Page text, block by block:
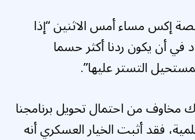
إكس مساء أمس الاثنين “إذا
في أن يكون ردنا أكثر حسما
التستر عليها”.
مخاوف من احتمال تحويل برنامجنا
فقد أثبت الخيار العسكري أنه